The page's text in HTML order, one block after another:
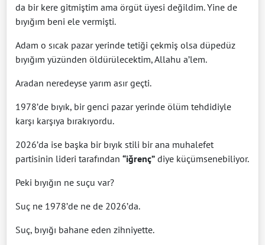
da bir kere gitmiştim ama örgüt üyesi değildim. Yine de
bıyığım beni ele vermişti.
Adam o sıcak pazar yerinde tetiği çekmiş olsa düpedüz
bıyığım yüzünden öldürülecektim, Allahu a’lem.
Aradan neredeyse yarım asır geçti.
1978’de bıyık, bir genci pazar yerinde ölüm tehdidiyle
karşı karşıya bırakıyordu.
2026’da ise başka bir bıyık stili bir ana muhalefet
partisinin lideri tarafından “iğrenç” diye küçümsenebiliyor.
Peki bıyığın ne suçu var?
Suç ne 1978’de ne de 2026’da.
Suç, bıyığı bahane eden zihniyette.